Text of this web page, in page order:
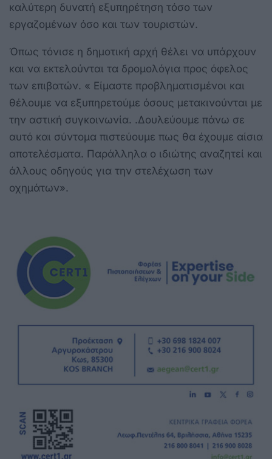
καλύτερη δυνατή εξυπηρέτηση τόσο των
εργαζομένων όσο και των τουριστών.
Όπως τόνισε η δημοτική αρχή θέλει να υπάρχουν
και να εκτελούνται τα δρομολόγια προς όφελος
των επιβατών. « Είμαστε προβληματισμένοι και
θέλουμε να εξυπηρετούμε όσους μετακινούνται με
την αστική συγκοινωνία. .Δουλεύουμε πάνω σε
αυτό και σύντομα πιστεύουμε πως θα έχουμε αίσια
αποτελέσματα. Παράλληλα ο ιδιώτης αναζητεί και
άλλους οδηγούς για την στελέχωση των
οχημάτων».